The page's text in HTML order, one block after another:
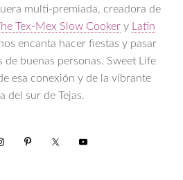
multi-premiada, creadora de
Tex-Mex Slow Cooker y
Latin
encanta hacer fiestas y pasar
buenas personas. Sweet Life
esa conexión y de la vibrante
del sur de Tejas.